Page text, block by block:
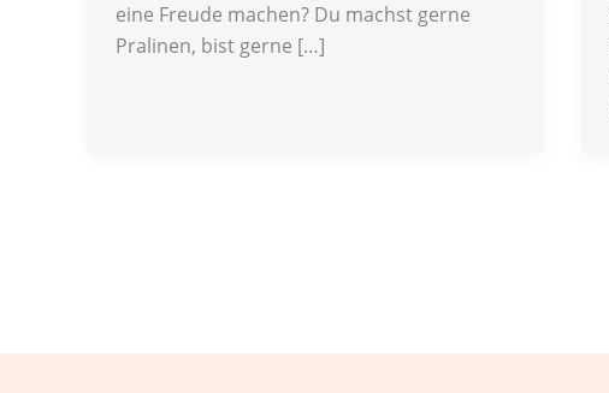
eine Freude machen? Du machst gerne
Pralinen, bist gerne […]